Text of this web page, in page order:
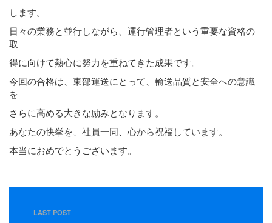
します。
日々の業務と並行しながら、運行管理者という重要な資格の
取
得に向けて熱心に努力を重ねてきた成果です。
今回の合格は、東部運送にとって、輸送品質と安全への意識
を
さらに高める大きな励みとなります。
あなたの快挙を、社員一同、心から祝福しています。
本当におめでとうございます。
LAST POST